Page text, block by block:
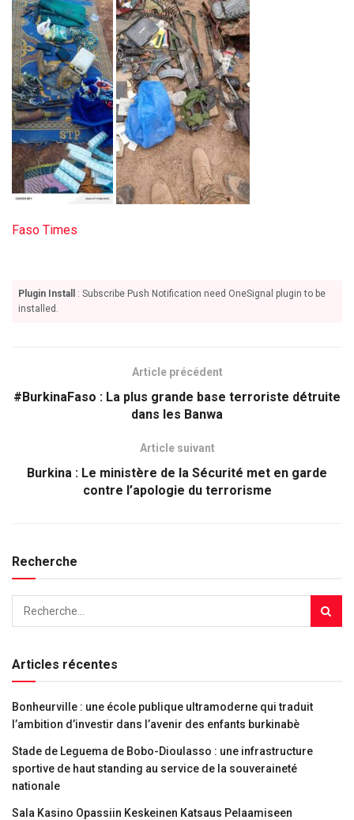
Faso Times
Plugin Install
: Subscribe Push Notification need OneSignal plugin to be
installed.
Article précédent
#BurkinaFaso : La plus grande base terroriste détruite
dans les Banwa
Article suivant
Burkina : Le ministère de la Sécurité met en garde
contre l’apologie du terrorisme
Recherche
Articles récentes
Bonheurville : une école publique ultramoderne qui traduit
l’ambition d’investir dans l’avenir des enfants burkinabè
Stade de Leguema de Bobo-Dioulasso : une infrastructure
sportive de haut standing au service de la souveraineté
nationale
Sala Kasino Opassiin Keskeinen Katsaus Pelaamiseen